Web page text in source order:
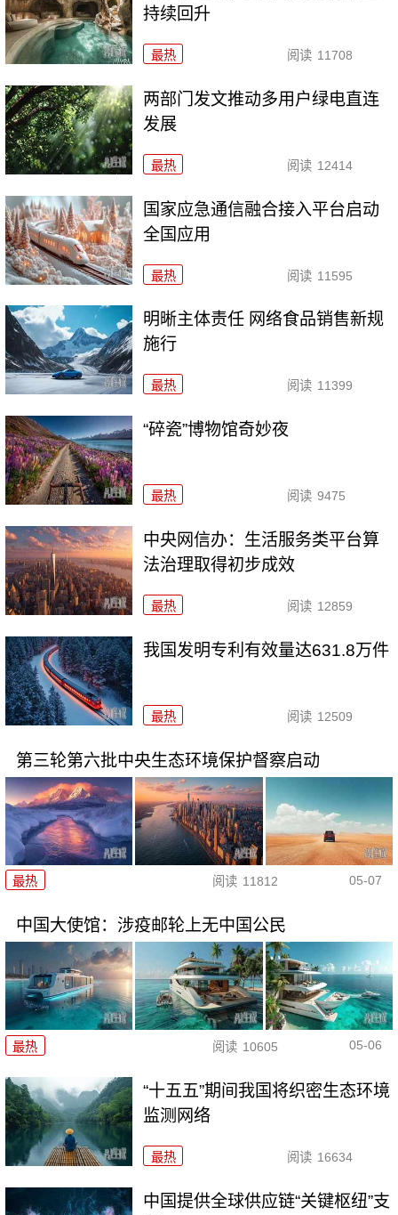
持续回升
最热 阅读 11708
两部门发文推动多用户绿电直连
发展
最热 阅读 12414
国家应急通信融合接入平台启动
全国应用
最热 阅读 11595
明晰主体责任 网络食品销售新规
施行
最热 阅读 11399
“碎瓷”博物馆奇妙夜
最热 阅读 9475
中央网信办：生活服务类平台算
法治理取得初步成效
最热 阅读 12859
我国发明专利有效量达631.8万件
最热 阅读 12509
第三轮第六批中央生态环境保护督察启动
最热 阅读 11812 05-07
中国大使馆：涉疫邮轮上无中国公民
最热 阅读 10605 05-06
“十五五”期间我国将织密生态环境
监测网络
最热 阅读 16634
中国提供全球供应链“关键枢纽”支